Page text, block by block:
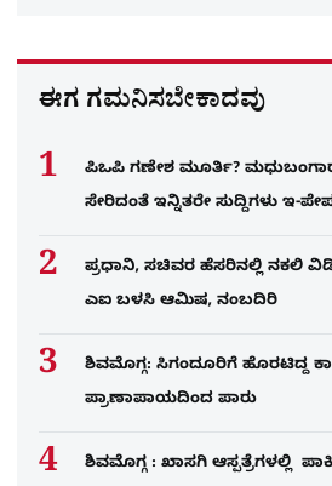
ಈಗ ಗಮನಿಸಬೇಕಾದವು
ಪಿಒಪಿ ಗಣೇಶ ಮೂರ್ತಿ?
ಸೇರಿದಂತೆ ಇನ್ನಿತರೇ ಸುದ್ದಿಗಳು ಇ-
ಪ್ರಧಾನಿ, ಸಚಿವರ ಹೆಸರಿನಲ್ಲಿ ನಕಲಿ
ಎಐ ಬಳಸಿ ಆಮಿಷ, ನಂಬದಿರಿ
ಶಿವಮೊಗ್ಗ: ಸಿಗಂದೂರಿಗೆ ಹೊರಟಿದ್ದ
ಪ್ರಾಣಾಪಾಯದಿಂದ ಪಾರು
ಶಿವಮೊಗ್ಗ : ಖಾಸಗಿ ಆಸ್ಪತ್ರೆಗಳಲ್ಲಿ